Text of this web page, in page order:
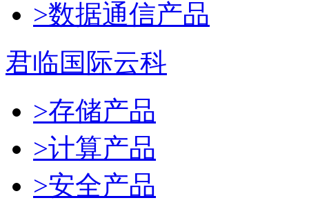
>数据通信产品
君临国际云科
>存储产品
>计算产品
>安全产品